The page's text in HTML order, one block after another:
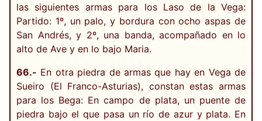
las siguientes armas para los Laso de la Vega:
Partido: 1º, un palo, y bordura con ocho aspas de
San Andrés, y 2º, una banda, acompañado en lo
alto de Ave y en lo bajo Maria.
66.- En otra piedra de armas que hay en Vega de
Sueiro (El Franco-Asturias), constan estas armas
para los Bega: En campo de plata, un puente de
piedra bajo el que pasa un río de azur y plata. En